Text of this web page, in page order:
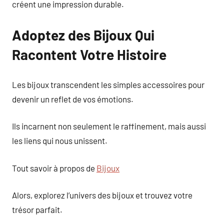
créent une impression durable.
Adoptez des Bijoux Qui
Racontent Votre Histoire
Les bijoux transcendent les simples accessoires pour
devenir un reflet de vos émotions.
Ils incarnent non seulement le raffinement, mais aussi
les liens qui nous unissent.
Tout savoir à propos de Bijoux
Alors, explorez l’univers des bijoux et trouvez votre
trésor parfait.